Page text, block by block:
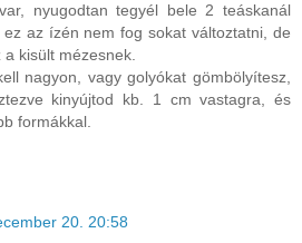
nyugodtan tegyél bele 2 teáskanál
az ízén nem fog sokat változtatni, de
kisült mézesnek.
nagyon, vagy golyókat gömbölyítesz,
kinyújtod kb. 1 cm vastagra, és
formákkal.
20. 20:58